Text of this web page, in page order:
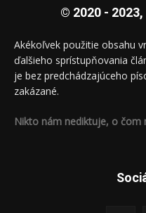
© 2020 - 2023,
Akékoľvek použitie obsahu
ďalšieho sprístupňovania
je bez predchádzajúceho
zakázané.
Nikto nám nediktuje, o čom